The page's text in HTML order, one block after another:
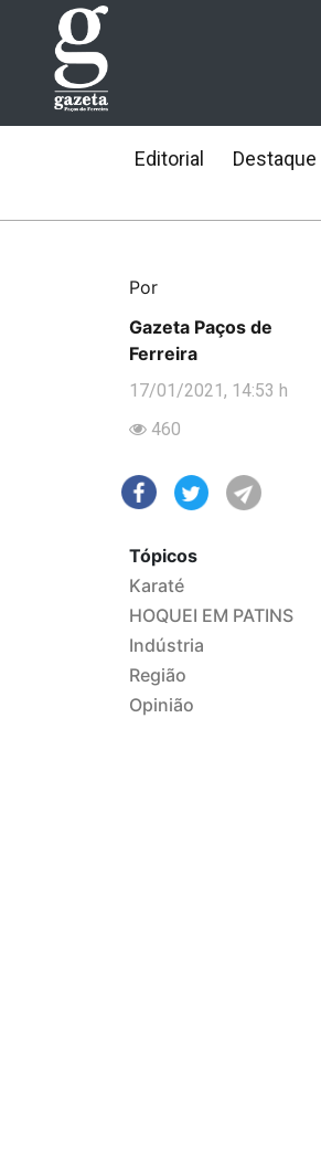
Editorial Destaque
Por
Gazeta Paços de
Ferreira
17/01/2021, 14:53 h
460
Tópicos
Karaté
HOQUEI EM PATINS
Indústria
Região
Opinião